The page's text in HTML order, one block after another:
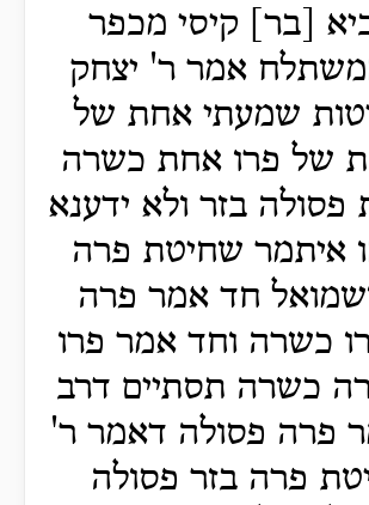
[בר] קיסי מכפר
אמר ר' יצחק
שמעתי אחת של
של פרו אחת כשרה
פסולה בזר ולא ידענא
איתמר שחיטת פרה
חד אמר פרה
כשרה וחד אמר פרו
כשרה תסתיים דרב
פרה פסולה דאמר ר'
פרה בזר פסולה